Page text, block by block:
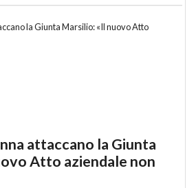
attaccano la Giunta
Atto aziendale non